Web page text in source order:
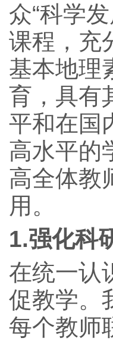
众“科学
课程，充
基本地理
育，具有
平和在国
高水平的
高全体教
用。
1.强化科
在统一认
促教学。
每个教师